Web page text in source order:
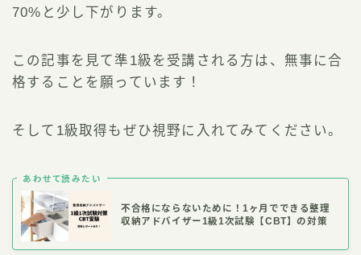
70%と少し下がります。
この記事を見て準1級を受講される方は、無事に合
格することを願っています！
そして1級取得もぜひ視野に入れてみてください。
あわせて読みたい
不合格にならないために！1ヶ月でできる整理
収納アドバイザー1級1次試験【CBT】の対策